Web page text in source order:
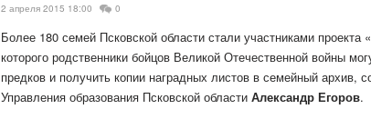
2 апреля 2015 18:00 0
Более 180 семей Псковской области стали участниками
которого родственники бойцов Великой Отечественной войны
предков и получить копии наградных листов в семейный архив,
Управления образования Псковской области Александр Егоров.